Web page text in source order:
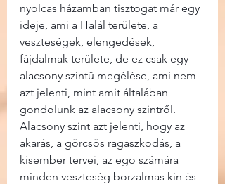
nyolcas házamban tisztogat már egy
ideje, ami a Halál területe, a
veszteségek, elengedések,
fájdalmak területe, de ez csak egy
alacsony szintű megélése, ami nem
azt jelenti, mint amit általában
gondolunk az alacsony szintről.
Alacsony szint azt jelenti, hogy az
akarás, a görcsös ragaszkodás, a
kisember tervei, az ego számára
minden veszteség borzalmas kín és